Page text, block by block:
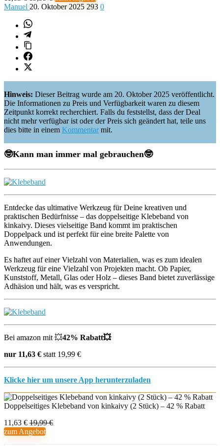
Manuel 20. Oktober 2025 293 0
Hinweis: Dieser Beitrag wurde am 20. Oktober 2025 veröffentlicht.
Die Informationen zu Preis und Verfügbarkeit waren zu diesem
Zeitpunkt korrekt recherchiert. Falls du feststellst, dass der Deal
nicht mehr verfügbar ist oder der Preis sich geändert hat, teile uns
dies bitte in einem Kommentarmit.
🤓Kann man immer mal gebrauchen🤓
Entdecke das ultimative Werkzeug für Deine kreativen und
praktischen Bedürfnisse – das doppelseitige Klebeband von
kinkaivy. Dieses vielseitige Band kommt im praktischen
Doppelpack und ist perfekt für eine breite Palette von
Anwendungen.
Es haftet auf einer Vielzahl von Materialien, was es zum idealen
Werkzeug für eine Vielzahl von Projekten macht. Ob Papier,
Kunststoff, Metall, Glas oder Holz – dieses Band bietet zuverlässige
Adhäsion und hält, was es verspricht.
Bei amazon mit 💥42% Rabatt💥
nur 11,63 € statt 19,99 €
Klicke hier um unsere App herunterzuladen
Doppelseitiges Klebeband von kinkaivy (2 Stück) – 42 % Rabatt
11,63 € 19,99 €
zum Angebot